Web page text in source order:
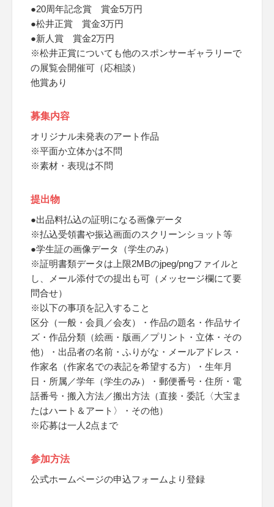
●20周年記念賞 賞金5万円
●松井正賞 賞金3万円
●新人賞 賞金2万円
※松井正賞についても他のスポンサーギャラリーで
の展覧会開催可（応相談）
他賞あり
募集内容
オリジナル未発表のアート作品
※平面か立体かは不問
※素材・表現は不問
提出物
●出品料払込の証明になる画像データ
※払込受領書や振込画面のスクリーンショット等
●学生証の画像データ（学生のみ）
※証明書類データは上限2MBのjpeg/pngファイルと
し、メール添付での提出も可（メッセージ欄にて要
問合せ）
※以下の事項を記入すること
区分（一般・会員／会友）・作品の題名・作品サイ
ズ・作品分類（絵画・版画／プリント・立体・その
他）・出品者の名前・ふりがな・メールアドレス・
作家名（作家名での表記を希望する方）・生年月
日・所属／学年（学生のみ）・郵便番号・住所・電
話番号・搬入方法／搬出方法（直接・委託〈大宝ま
たはハート＆アート〉・その他）
※応募は一人2点まで
参加方法
公式ホームページの申込フォームより登録